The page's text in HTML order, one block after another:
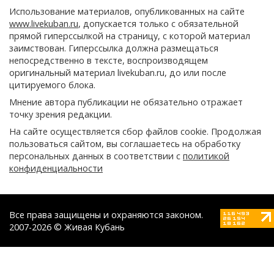
Использование материалов, опубликованных на сайте
www.livekuban.ru, допускается только с обязательной
прямой гиперссылкой на страницу, с которой материал
заимствован. Гиперссылка должна размещаться
непосредственно в тексте, воспроизводящем
оригинальный материал livekuban.ru, до или после
цитируемого блока.
Мнение автора публикации не обязательно отражает
точку зрения редакции.
На сайте осуществляется сбор файлов cookie. Продолжая
пользоваться сайтом, вы соглашаетесь на обработку
персональных данных в соответствии с политикой
конфиденциальности
Все права защищены и охраняются законом.
2007-2026 © Живая Кубань